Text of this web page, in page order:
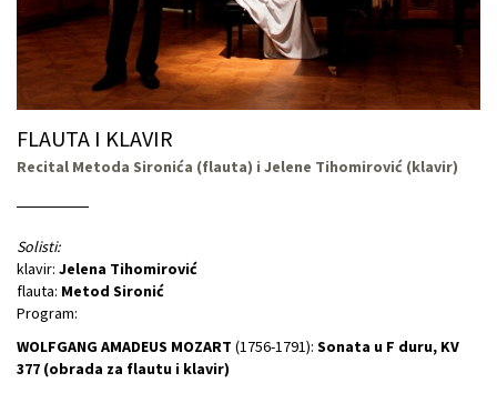
FLAUTA I KLAVIR
Recital Metoda Sironića (flauta) i Jelene Tihomirović (klavir)
Solisti:
klavir: Jelena Tihomirović
flauta: Metod Sironić
Program:
WOLFGANG AMADEUS MOZART (1756-1791): Sonata u F duru, KV
377 (obrada za flautu i klavir)